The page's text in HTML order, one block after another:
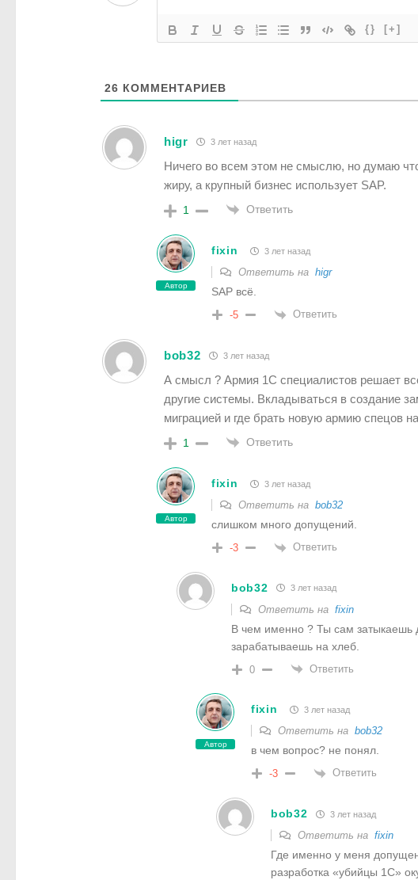
{} [+]
26 КОММЕНТАРИЕВ
higr 3 лет назад
Ничего во всем этом не смыслю, но думаю
жиру, а крупный бизнес использует SAP.
1 Ответить
Автор
fixin 3 лет назад
Ответить на higr
SAP всё.
-5 Ответить
bob32 3 лет назад
А смысл ? Армия 1С специалистов решает
другие системы. Вкладываться в создание
миграцией и где брать новую армию спецов
1 Ответить
Автор
fixin 3 лет назад
Ответить на bob32
слишком много допущений.
-3 Ответить
bob32 3 лет назад
Ответить на fixin
В чем именно ? Ты сам затыкаешь
зарабатываешь на хлеб.
0 Ответить
Автор
fixin 3 лет назад
Ответить на bob32
в чем вопрос? не понял.
-3 Ответить
bob32 3 лет назад
Ответить на fixin
Где именно у меня
разработка «убийцы 1С»